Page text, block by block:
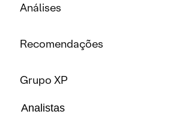
Análises
Recomendações
Grupo XP
Analistas